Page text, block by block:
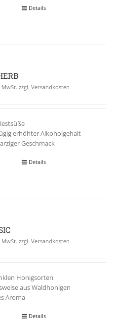
Details
MwSt. zzgl. Versandkosten
erhöhter Alkoholgehalt
Geschmack
Details
MwSt. zzgl. Versandkosten
Honigsorten
aus Waldhonigen
Aroma
Details